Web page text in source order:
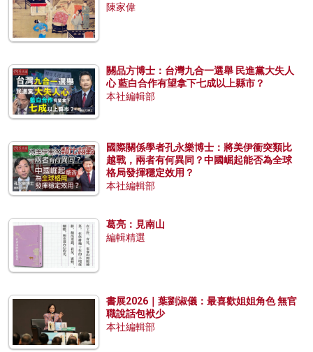
陳家偉
關品方博士：台灣九合一選舉 民進黨大失人
心 藍白合作有望拿下七成以上縣市？
本社編輯部
國際關係學者孔永樂博士：將美伊衝突類比
越戰，兩者有何異同？中國崛起能否為全球
格局發揮穩定效用？
本社編輯部
葛亮：見南山
編輯精選
書展2026｜葉劉淑儀：最喜歡姐姐角色 無官
職說話包袱少
本社編輯部